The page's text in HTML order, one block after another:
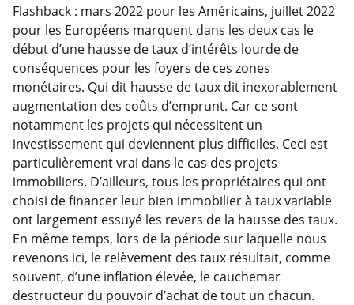
Flashback : mars 2022 pour les Américains, juillet 2022
pour les Européens marquent dans les deux cas le
début d’une hausse de taux d’intérêts lourde de
conséquences pour les foyers de ces zones
monétaires. Qui dit hausse de taux dit inexorablement
augmentation des coûts d’emprunt. Car ce sont
notamment les projets qui nécessitent un
investissement qui deviennent plus difficiles. Ceci est
particulièrement vrai dans le cas des projets
immobiliers. D’ailleurs, tous les propriétaires qui ont
choisi de financer leur bien immobilier à taux variable
ont largement essuyé les revers de la hausse des taux.
En même temps, lors de la période sur laquelle nous
revenons ici, le relèvement des taux résultait, comme
souvent, d’une inflation élevée, le cauchemar
destructeur du pouvoir d’achat de tout un chacun.